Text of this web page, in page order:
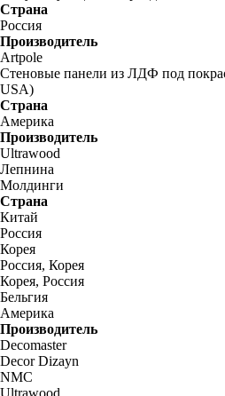
Страна
Россия
Производитель
Artpole
Стеновые панели из ЛДФ под
USA)
Страна
Америка
Производитель
Ultrawood
Лепнина
Молдинги
Страна
Китай
Россия
Корея
Россия, Корея
Корея, Россия
Бельгия
Америка
Производитель
Decomaster
Decor Dizayn
NMC
Ultrawood